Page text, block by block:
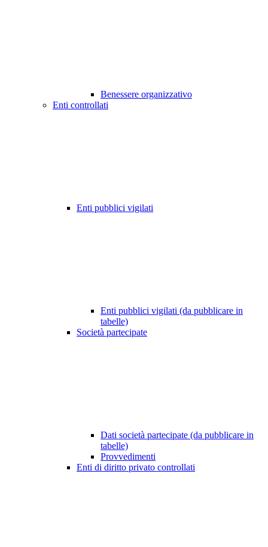
Benessere organizzativo
Enti controllati
Enti pubblici vigilati
Enti pubblici vigilati (da pubblicare in
tabelle)
Società partecipate
Dati società partecipate (da pubblicare in
tabelle)
Provvedimenti
Enti di diritto privato controllati